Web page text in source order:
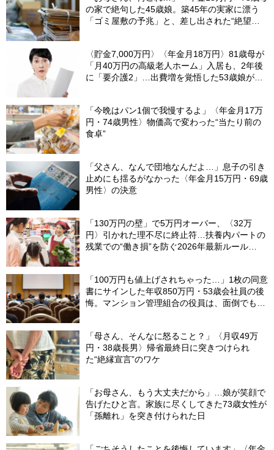
の家で絶句した45歳娘。築45年の実家に漂う
「ゴミ屋敷の予兆」と、差し出された“絶望の
〈貯金7,000万円〉〈年金月18万円〉81歳母が
「月40万円の高級老人ホーム」入居も、2年後
に「要介護2」…出費増を覚悟した53歳娘が
「今晩はパン1個で我慢するよ」〈年金月17万
円・74歳男性〉物価高で変わった“当たり前の
食卓”
「父さん、なんで団地なんだよ…」息子の引き
止めにも揺るがなかった〈年金月15万円・69歳
男性〉の決意
「130万円の壁」で5万円オーバー、〈32万
円〉引かれた理不尽に終止符…扶養内パートの
残業での“働き損”を防ぐ2026年最新ルール
「100万円も値上げされちゃった…」1枚の同意
書にサインした年収850万円・53歳会社員の後
悔。マンション管理組合の役員は、面倒でも自
「母さん、そんなに怒ること？」〈月収49万
円・38歳長男〉帰省最終日に突きつけられ
た“絶縁宣言”のワケ
「お母さん、もう大丈夫だから」…娘が笑顔で
告げたひと言。家族に尽くしてきた73歳女性が
「孫離れ」を突き付けられた日